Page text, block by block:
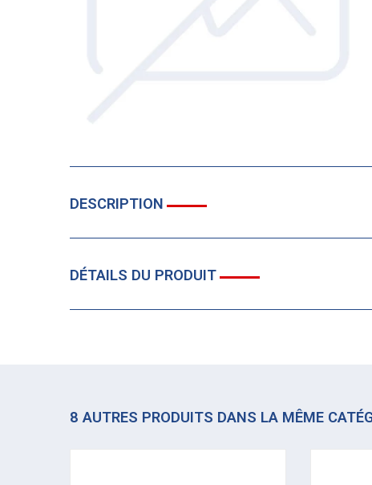
DESCRIPTION
DÉTAILS DU PRODUIT
8 AUTRES PRODUITS DANS LA MÊME